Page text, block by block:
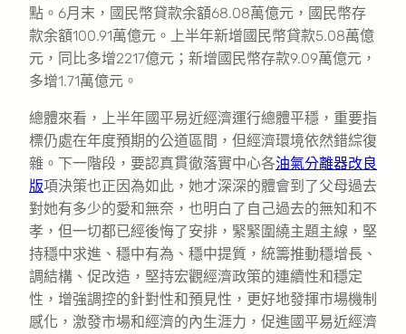
點。6月末，國民幣貸款余額68.08萬億元，國民幣存
款余額100.91萬億元。上半年新增國民幣貸款5.08萬億
元，同比多增2217億元；新增國民幣存款9.09萬億元，
多增1.71萬億元。
總體來看，上半年國平易近經濟運行總體平穩，重要指
標仍處在年度預期的公道區間，但經濟環境依然錯綜復
雜。下一階段，要認真貫徹落實中心各油氣分離器改良
版項決策也正因為如此，她才深深的體會到了父母過去
對她有多少的愛和無奈，也明白了自己過去的無知和不
孝，但一切都已經後悔了安排，緊緊圍繞主題主線，堅
持穩中求進、穩中有為、穩中提質，統籌推動穩增長、
調結構、促改造，堅持宏觀經濟政策的連續性和穩定
性，增強調控的針對性和預見性，更好地發揮市場機制
感化，激發市場和經濟的內生涯力，促進國平易近經濟